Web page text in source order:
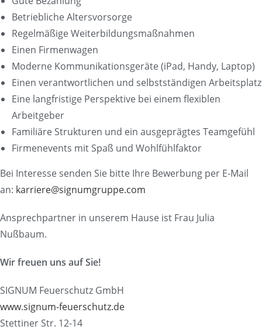
Betriebliche Altersvorsorge
Regelmäßige Weiterbildungsmaßnahmen
Einen Firmenwagen
Moderne Kommunikationsgeräte (iPad, Handy, Laptop)
Einen verantwortlichen und selbstständigen Arbeitsplatz
Eine langfristige Perspektive bei einem flexiblen
Arbeitgeber
Familiäre Strukturen und ein ausgeprägtes Teamgefühl
Firmenevents mit Spaß und Wohlfühlfaktor
Bei Interesse senden Sie bitte Ihre Bewerbung per E-Mail
an: karriere@signumgruppe.com
Ansprechpartner in unserem Hause ist Frau Julia
Nußbaum.
Wir freuen uns auf Sie!
SIGNUM Feuerschutz GmbH
www.signum-feuerschutz.de
Stettiner Str. 12-14